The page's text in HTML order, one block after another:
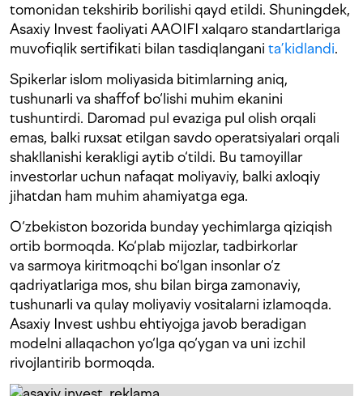
tomonidan tekshirib borilishi qayd etildi. Shuningdek,
Asaxiy Invest faoliyati AAOIFI xalqaro standartlariga
muvofiqlik sertifikati bilan tasdiqlangani ta’kidlandi.
Spikerlar islom moliyasida bitimlarning aniq,
tushunarli va shaffof bo‘lishi muhim ekanini
tushuntirdi. Daromad pul evaziga pul olish orqali
emas, balki ruxsat etilgan savdo operatsiyalari orqali
shakllanishi kerakligi aytib o‘tildi. Bu tamoyillar
investorlar uchun nafaqat moliyaviy, balki axloqiy
jihatdan ham muhim ahamiyatga ega.
O‘zbekiston bozorida bunday yechimlarga qiziqish
ortib bormoqda. Ko‘plab mijozlar, tadbirkorlar
va sarmoya kiritmoqchi bo‘lgan insonlar o‘z
qadriyatlariga mos, shu bilan birga zamonaviy,
tushunarli va qulay moliyaviy vositalarni izlamoqda.
Asaxiy Invest ushbu ehtiyojga javob beradigan
modelni allaqachon yo‘lga qo‘ygan va uni izchil
rivojlantirib bormoqda.